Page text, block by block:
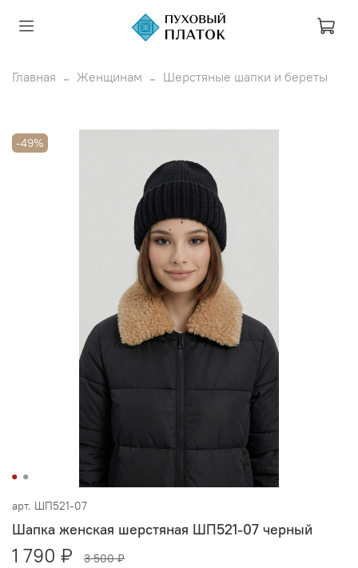
Главная Женщинам Шерстяные шапки и береты
-49%
арт. ШП521-07
Шапка женская шерстяная ШП521-07 черный
1 790 ₽
3 500 ₽